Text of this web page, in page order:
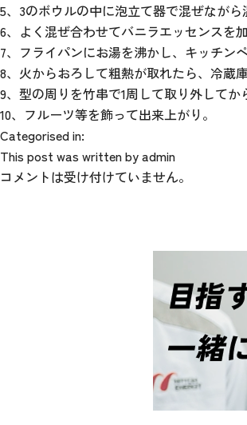
5、3のボウルの中に泡立て器で混ぜながら
6、よく混ぜ合わせてバニラエッセンスを
7、フライパンにお湯を沸かし、キッチン
8、火からおろして粗熱が取れたら、冷蔵
9、型の周りを竹串で1周して取り外して
10、フルーツ等を飾って出来上がり。
Categorised in:
This post was written by admin
コメントは受け付けていません。